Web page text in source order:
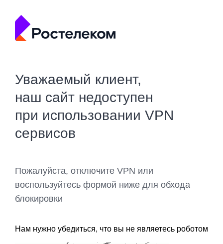
Уважаемый клиент,
наш сайт недоступен
при использовании VPN
сервисов
Пожалуйста, отключите VPN или
воспользуйтесь формой ниже для обхода
блокировки
Нам нужно убедиться, что вы не являетесь роботом